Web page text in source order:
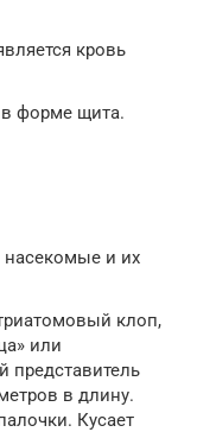
кровь
форме щита.
и их
клоп,
или
представитель
в длину.
Кусает